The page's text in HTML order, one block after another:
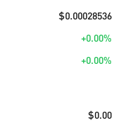
$0.00028536
+0.00%
+0.00%
$0.00